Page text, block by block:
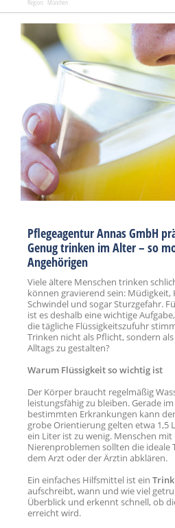
Region: München
Pflegeagentur Annas GmbH
Genug trinken im Alter – so
Angehörigen
Viele ältere Menschen trinken
können gravierend sein:
Schwindel und sogar Sturzgefahr.
ist es deshalb eine wichtige
die tägliche Flüssigkeitszufuhr
Trinken nicht als Pflicht, sondern
Alltags zu gestalten?
Warum Flüssigkeit so wichtig ist
Der Körper braucht regelmäßig
leistungsfähig zu bleiben. Gerade
bestimmten Erkrankungen kann
grobe Orientierung gelten etwa 1,5
ein Liter ist zu wenig. Menschen mit
Nierenproblemen sollten die ideale
dem Arzt oder der Ärztin abklären.
Ein einfaches Hilfsmittel ist ein
aufschreibt, wann und wie viel
Überblick und erkennt schnell, ob
erreicht wird.